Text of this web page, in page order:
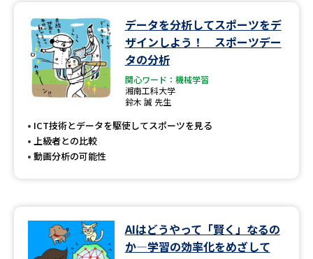
データを分析してスポーツをデ
ザインしよう！ スポーツデー
タの分析
関心ワード：機械学習
湘南工科大学
鈴木 誠 先生
ICT技術とデータを駆使してスポーツを見る
上級者との比較
動画分析の可能性
AIはどうやって「賢く」なるの
か―学習の効率化をめざして